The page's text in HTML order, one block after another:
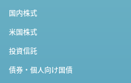
国内株式
米国株式
投資信託
債券・個人向け国債